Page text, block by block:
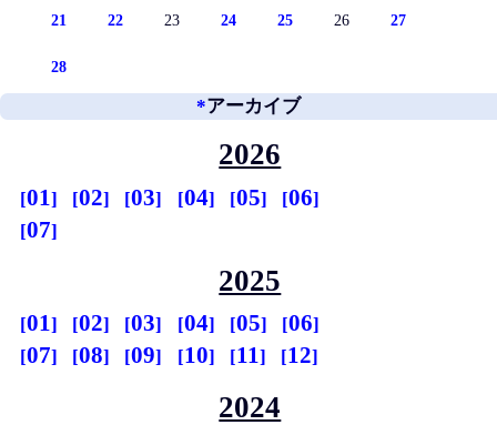
21 22 23 24 25 26 27
28
*アーカイブ
2026
01 02 03 04 05
06
07
2025
01 02 03 04 05
06
07
08 09 10 11 12
2024